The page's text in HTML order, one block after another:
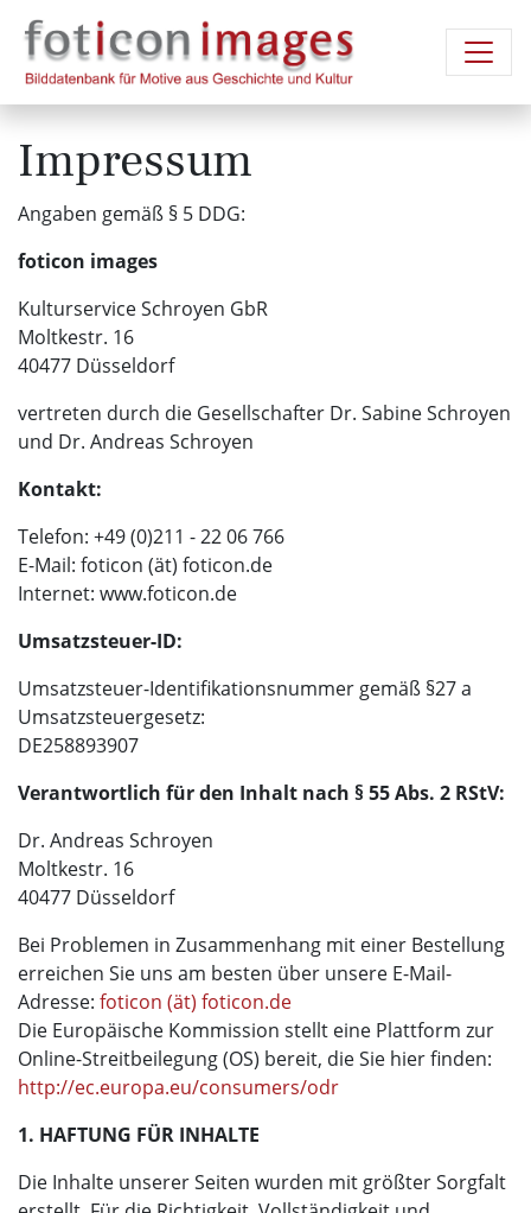
Impressum
Angaben gemäß § 5 DDG:
foticon images
Kulturservice Schroyen GbR
Moltkestr. 16
40477 Düsseldorf
vertreten durch die Gesellschafter Dr. Sabine Schroyen
und Dr. Andreas Schroyen
Kontakt:
Telefon: +49 (0)211 - 22 06 766
E-Mail: foticon (ät) foticon.de
Internet: www.foticon.de
Umsatzsteuer-ID:
Umsatzsteuer-Identifikationsnummer gemäß §27 a
Umsatzsteuergesetz:
DE258893907
Verantwortlich für den Inhalt nach § 55 Abs. 2 RStV:
Dr. Andreas Schroyen
Moltkestr. 16
40477 Düsseldorf
Bei Problemen in Zusammenhang mit einer Bestellung
erreichen Sie uns am besten über unsere E-Mail-
Adresse: foticon (ät) foticon.de
Die Europäische Kommission stellt eine Plattform zur
Online-Streitbeilegung (OS) bereit, die Sie hier finden:
http://ec.europa.eu/consumers/odr
1. HAFTUNG FÜR INHALTE
Die Inhalte unserer Seiten wurden mit größter Sorgfalt